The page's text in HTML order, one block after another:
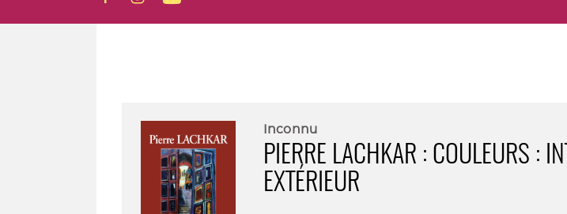
Inconnu
PIERRE LACHKAR : COULEURS :
EXTÉRIEUR